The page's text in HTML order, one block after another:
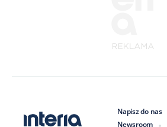
Napisz do nas
Newsroom